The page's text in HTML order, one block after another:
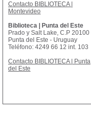
Contacto BIBLIOTECA |
Montevideo
Biblioteca | Punta del Este
Prado y Salt Lake, C.P 20100
Punta del Este - Uruguay
Teléfono: 4249 66 12 int. 103
Contacto BIBLIOTECA | Punta
del Este